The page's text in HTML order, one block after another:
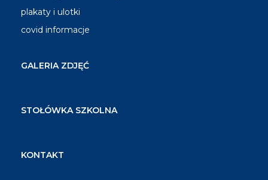
plakaty i ulotki
covid informacje
GALERIA ZDJĘĆ
STOŁÓWKA SZKOLNA
KONTAKT